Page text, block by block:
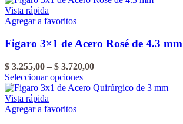
Vista rápida
Agregar a favoritos
Figaro 3×1 de Acero Rosé de 4.3 mm
$ 3.255,00 – $ 3.720,00Rango
precios:
Seleccionar opcionesEste
producto
Vista rápida
Agregar a favoritos